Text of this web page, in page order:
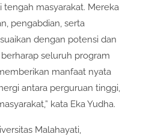
masyarakat. Mereka
pengabdian, serta
dengan potensi dan
seluruh program
manfaat nyata
antara perguruan tinggi,
kata Eka Yudha.
Malahayati,